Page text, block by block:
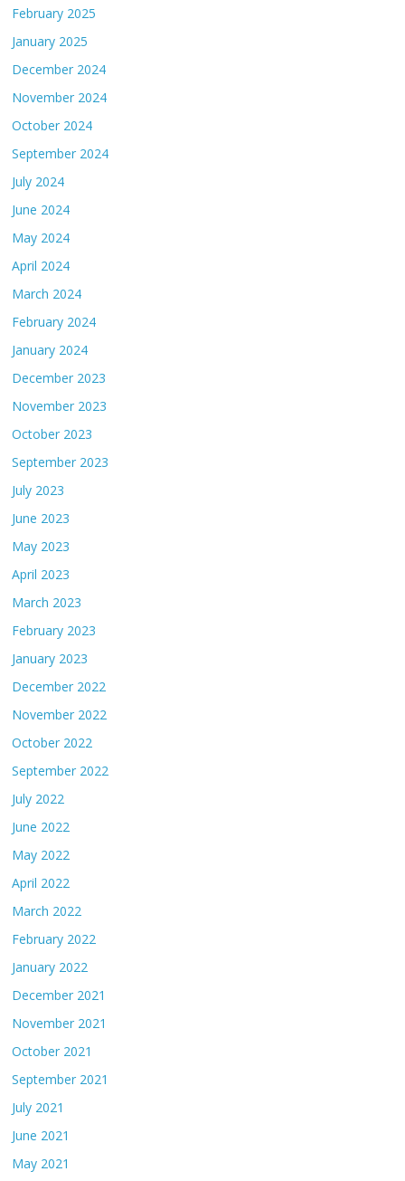
February 2025
January 2025
December 2024
November 2024
October 2024
September 2024
July 2024
June 2024
May 2024
April 2024
March 2024
February 2024
January 2024
December 2023
November 2023
October 2023
September 2023
July 2023
June 2023
May 2023
April 2023
March 2023
February 2023
January 2023
December 2022
November 2022
October 2022
September 2022
July 2022
June 2022
May 2022
April 2022
March 2022
February 2022
January 2022
December 2021
November 2021
October 2021
September 2021
July 2021
June 2021
May 2021